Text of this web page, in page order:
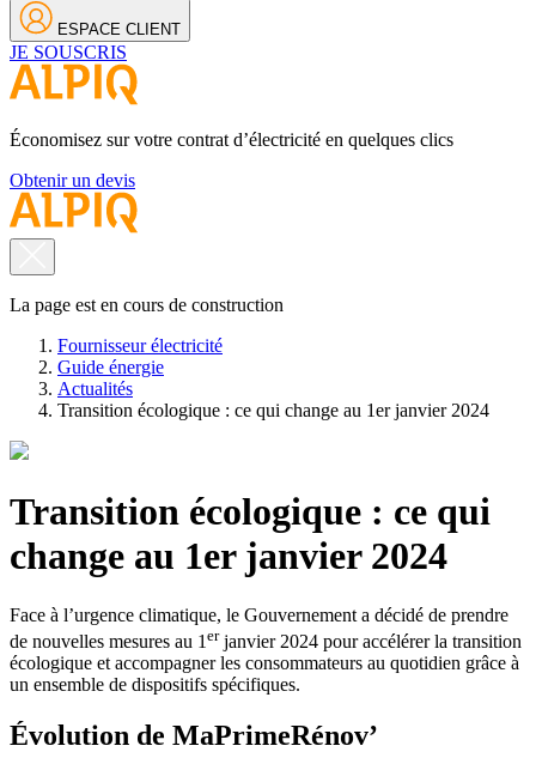
ESPACE CLIENT
JE SOUSCRIS
Économisez sur votre contrat d’électricité en quelques clics
Obtenir un devis
La page est en cours de construction
Fournisseur électricité
Guide énergie
Actualités
Transition écologique : ce qui change au 1er janvier 2024
Transition écologique : ce qui
change au 1er janvier 2024
Face à l’urgence climatique, le Gouvernement a décidé de prendre
de nouvelles mesures au 1 erjanvier 2024 pour accélérer la transition
écologique et accompagner les consommateurs au quotidien grâce à
un ensemble de dispositifs spécifiques.
Évolution de MaPrimeRénov’